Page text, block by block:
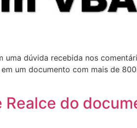
uma dúvida recebida nos
um documento com mais de
Realce do